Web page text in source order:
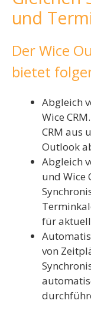
und
Der Wice
bietet
Abgleich
Wice
CRM aus
Outlook
Abgleich
und Wice
für
von